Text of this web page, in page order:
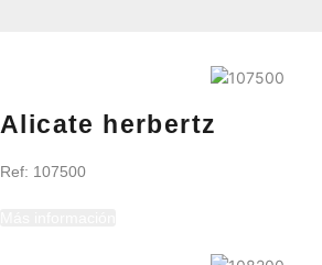
Alicate herbertz
Ref: 107500